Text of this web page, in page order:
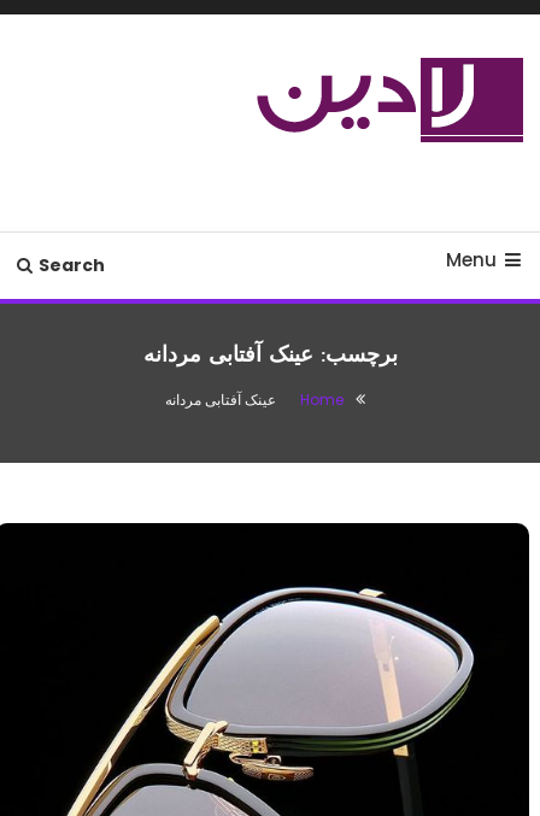
Skip
Menu
Search
برچسب: عینک آفتابی مردانه
Home عینک آفتابی مردانه